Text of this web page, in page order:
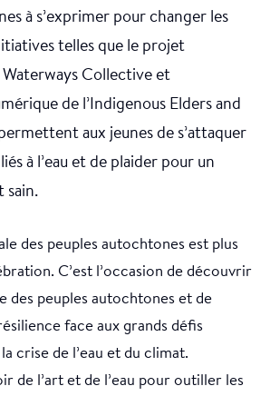
à s’exprimer pour changer les
telles que le projet
Collective et
de l’Indigenous Elders and
aux jeunes de s’attaquer
à l’eau et de plaider pour un
sain.
des peuples autochtones est plus
C’est l’occasion de découvrir
des peuples autochtones et de
face aux grands défis
crise de l’eau et du climat.
de l’art et de l’eau pour outiller les